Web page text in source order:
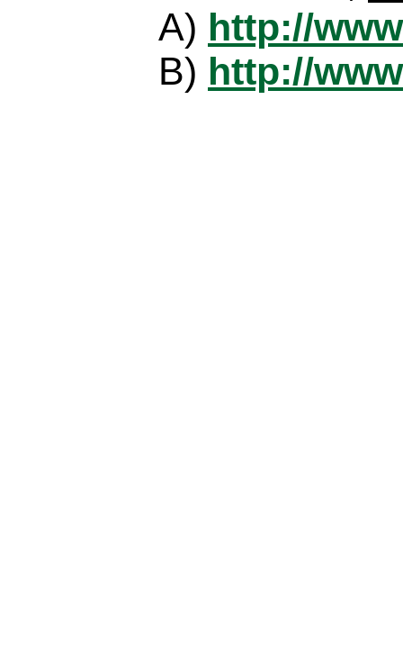
A) http://
B) http://